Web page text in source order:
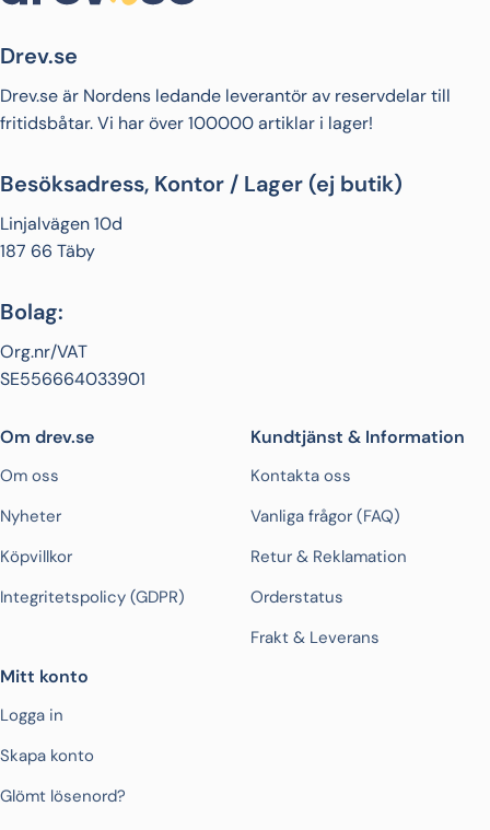
Drev.se
Drev.se är Nordens ledande leverantör av reservdelar till
fritidsbåtar. Vi har över 100000 artiklar i lager!
Besöksadress, Kontor / Lager (ej butik)
Linjalvägen 10d
187 66 Täby
Bolag:
Org.nr/VAT
SE556664033901
Om drev.se
Om oss
Nyheter
Köpvillkor
Integritetspolicy (GDPR)
Kundtjänst & Information
Kontakta oss
Vanliga frågor (FAQ)
Retur & Reklamation
Orderstatus
Frakt & Leverans
Mitt konto
Logga in
Skapa konto
Glömt lösenord?